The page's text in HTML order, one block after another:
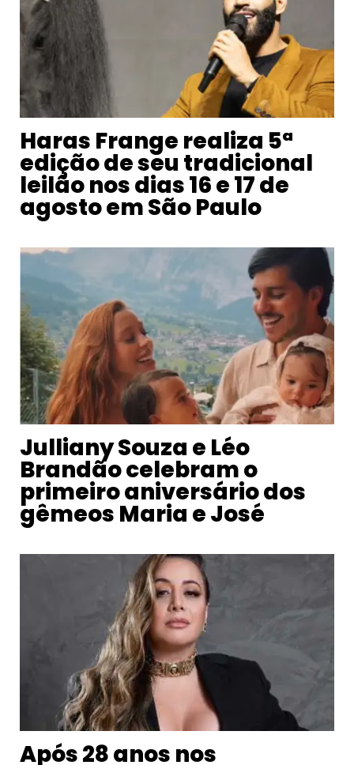
Haras Frange realiza 5ª
edição de seu tradicional
leilão nos dias 16 e 17 de
agosto em São Paulo
Julliany Souza e Léo
Brandão celebram o
primeiro aniversário dos
gêmeos Maria e José
Após 28 anos nos